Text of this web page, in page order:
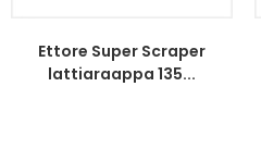
Ettore Super Scraper
lattiaraappa 135...